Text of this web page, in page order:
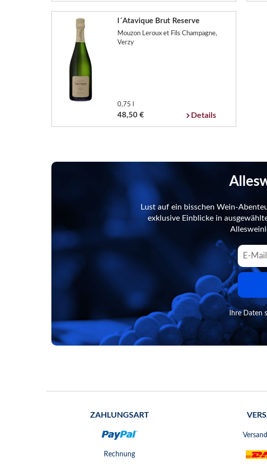
l´Atavique Brut Reserve
Mouzon Leroux et Fils Champagne,
Verzy
0,75 l
48,50 € Details
Lust auf ein bisschen Wein-
exklusive Einblicke in
Ihre Daten
ZAHLUNGSART
Rechnung